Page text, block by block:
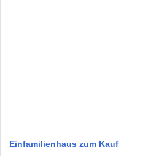
Einfamilienhaus zum Kauf